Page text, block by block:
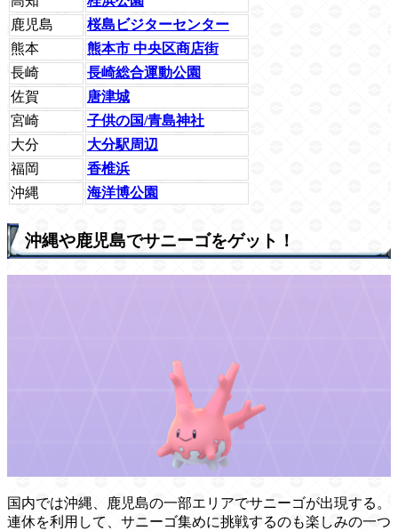
鹿児島
桜島ビジターセンター
熊本
熊本市 中央区商店街
長崎
長崎総合運動公園
佐賀
唐津城
宮崎
子供の国/青島神社
大分
大分駅周辺
福岡
香椎浜
沖縄
海洋博公園
沖縄や鹿児島でサニーゴをゲット！
国内では沖縄、鹿児島の一部エリアでサニーゴが出現する。
連休を利用して、サニーゴ集めに挑戦するのも楽しみの一つ